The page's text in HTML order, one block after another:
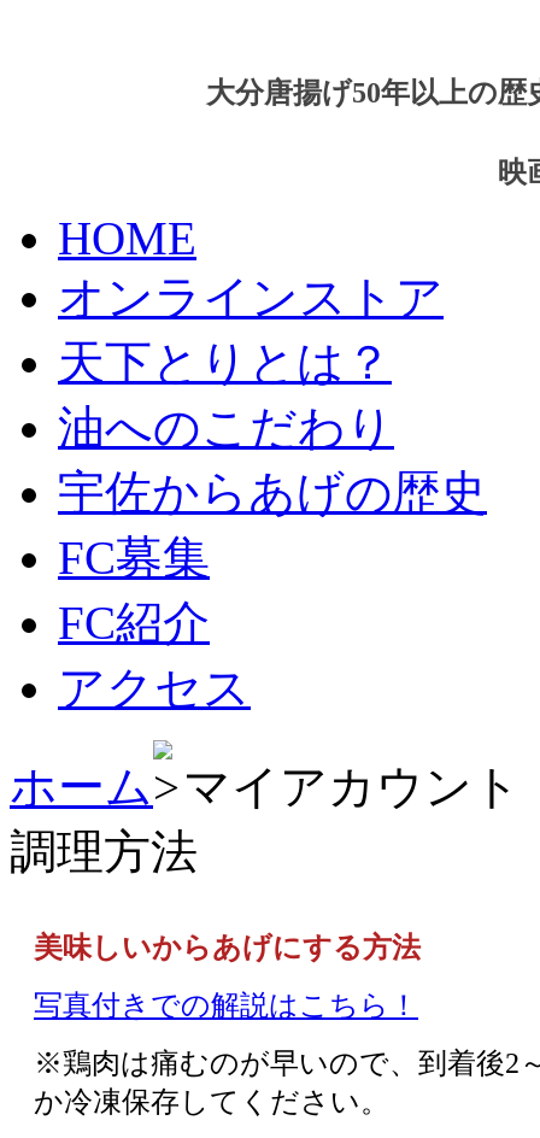
大分唐揚げ50年以上の
映
HOME
オンラインストア
天下とりとは？
油へのこだわり
宇佐からあげの歴史
FC募集
FC紹介
アクセス
ホーム
マイアカウント
調理方法
美味しいからあげにする方法
写真付きでの解説はこちら！
※鶏肉は痛むのが早いので、到着後2
か冷凍保存してください。